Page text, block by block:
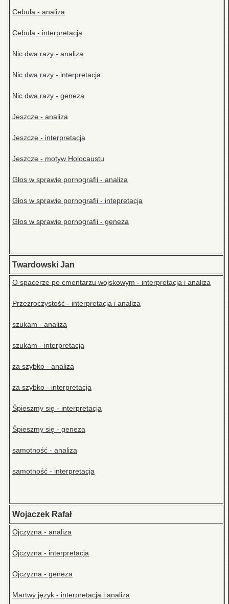
Cebula - analiza
Cebula - interpretacja
Nic dwa razy - analiza
Nic dwa razy - interpretacja
Nic dwa razy - geneza
Jeszcze - analiza
Jeszcze - interpretacja
Jeszcze - motyw Holocaustu
Głos w sprawie pornografii - analiza
Głos w sprawie pornografii - intepretacja
Głos w sprawie pornografii - geneza
Twardowski Jan
O spacerze po cmentarzu wojskowym - interpretacja i analiza
Przezroczystość - interpretacja i analiza
szukam - analiza
szukam - interpretacja
za szybko - analiza
za szybko - interpretacja
Śpieszmy się - interpretacja
Śpieszmy się - geneza
samotność - analiza
samotność - interpretacja
Wojaczek Rafał
Ojczyzna - analiza
Ojczyzna - interpretacja
Ojczyzna - geneza
Martwy język - interpretacja i analiza